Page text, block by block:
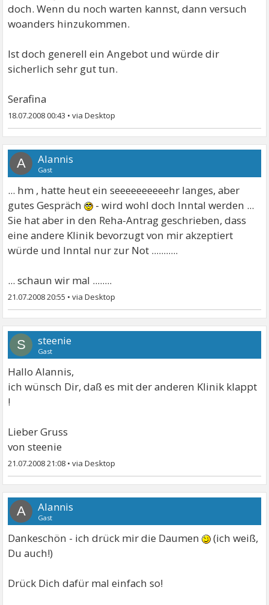
doch. Wenn du noch warten kannst, dann versuch
woanders hinzukommen.
Ist doch generell ein Angebot und würde dir
sicherlich sehr gut tun.
Serafina
18.07.2008 00:43 •
A Alannis
Gast
... hm , hatte heut ein seeeeeeeeeehr langes, aber
gutes Gespräch
- wird wohl doch Inntal werden ...
Sie hat aber in den Reha-Antrag geschrieben, dass
eine andere Klinik bevorzugt von mir akzeptiert
würde und Inntal nur zur Not ...........
... schaun wir mal ........
21.07.2008 20:55 •
S steenie
Gast
Hallo Alannis,
ich wünsch Dir, daß es mit der anderen Klinik klappt
!
Lieber Gruss
von steenie
21.07.2008 21:08 •
A Alannis
Gast
Dankeschön - ich drück mir die Daumen
(ich weiß,
Du auch!)
Drück Dich dafür mal einfach so!